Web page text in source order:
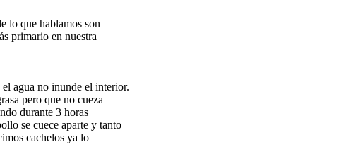
lo que hablamos son
primario en nuestra
agua no inunde el interior.
pero que no cueza
durante 3 horas
se cuece aparte y tanto
cachelos ya lo